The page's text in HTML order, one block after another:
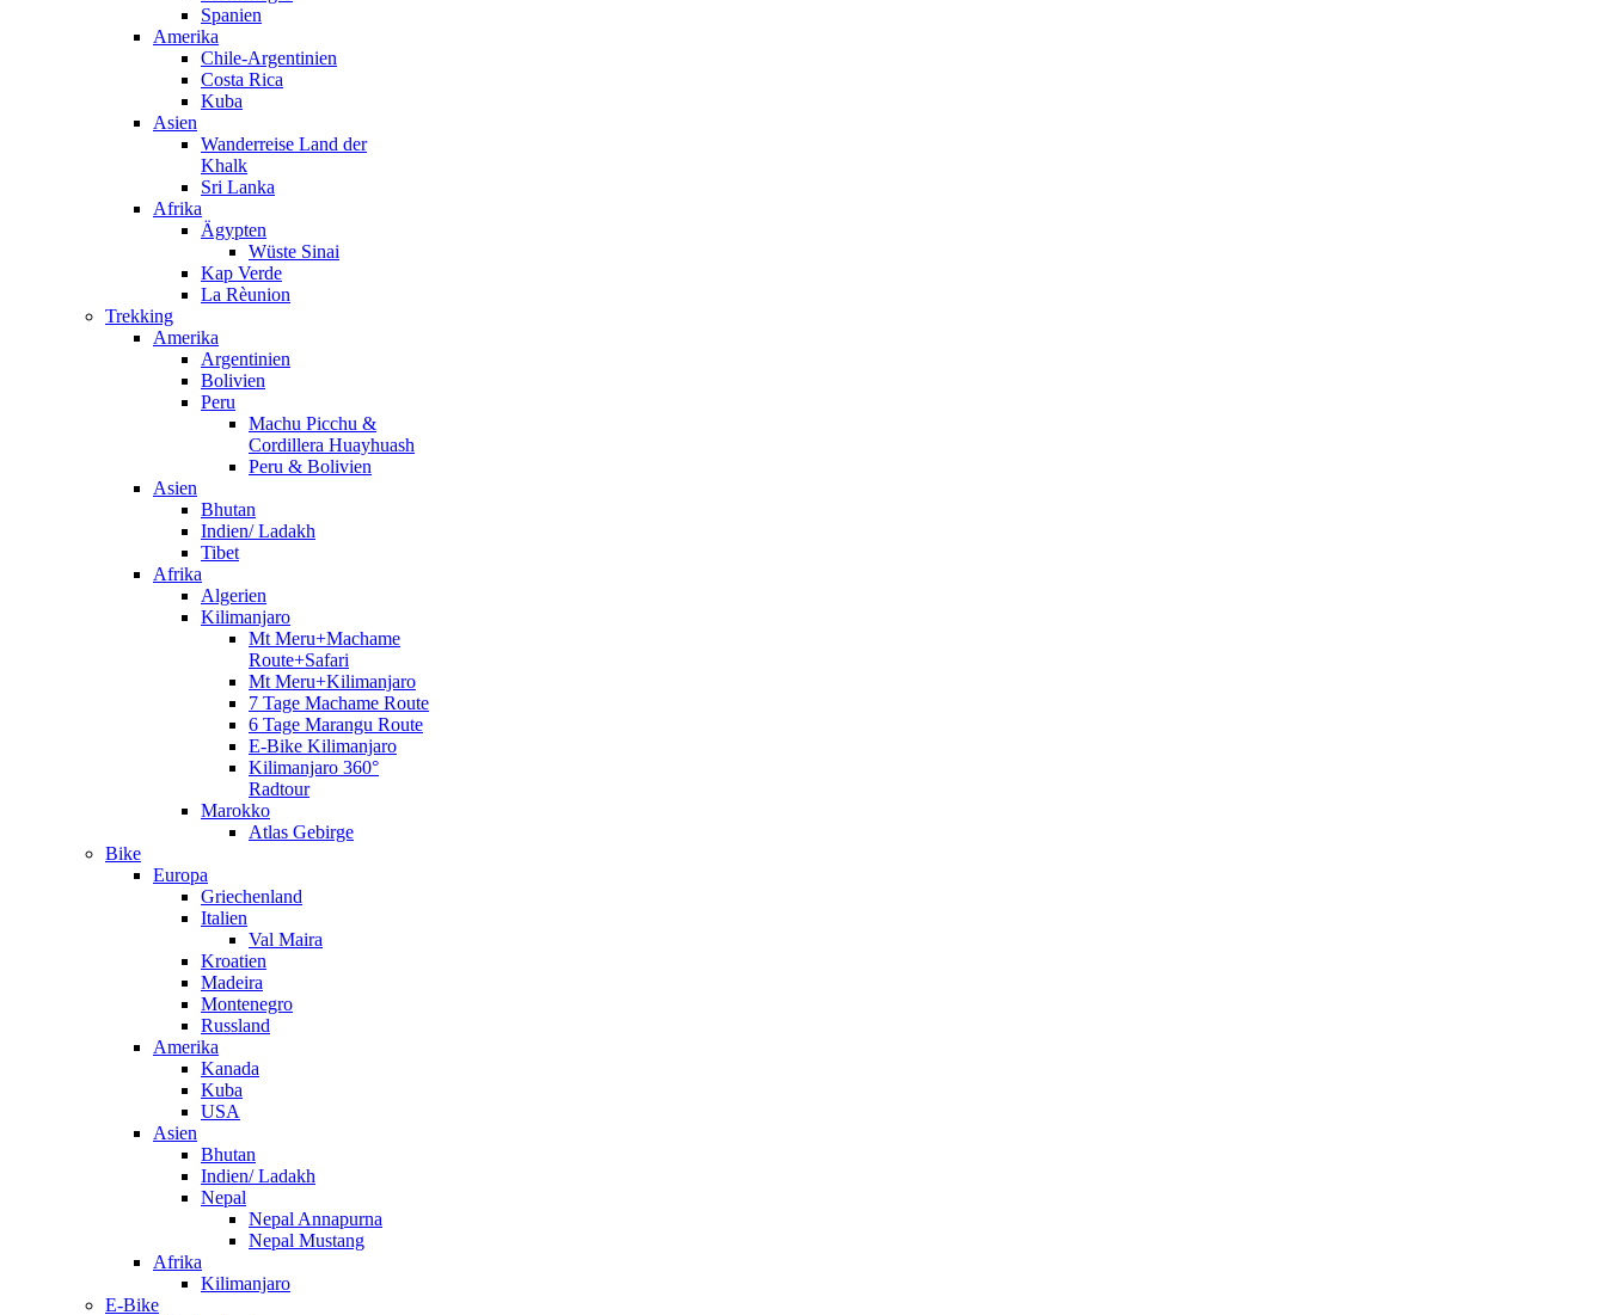
Spanien
Amerika
Chile-Argentinien
Costa Rica
Kuba
Asien
Wanderreise Land der
Khalk
Sri Lanka
Afrika
Ägypten
Wüste Sinai
Kap Verde
La Rèunion
Trekking
Amerika
Argentinien
Bolivien
Peru
Machu Picchu &
Cordillera Huayhuash
Peru & Bolivien
Asien
Bhutan
Indien/ Ladakh
Tibet
Afrika
Algerien
Kilimanjaro
Mt Meru+Machame
Route+Safari
Mt Meru+Kilimanjaro
7 Tage Machame Route
6 Tage Marangu Route
E-Bike Kilimanjaro
Kilimanjaro 360°
Radtour
Marokko
Atlas Gebirge
Bike
Europa
Griechenland
Italien
Val Maira
Kroatien
Madeira
Montenegro
Russland
Amerika
Kanada
Kuba
USA
Asien
Bhutan
Indien/ Ladakh
Nepal
Nepal Annapurna
Nepal Mustang
Afrika
Kilimanjaro
E-Bike